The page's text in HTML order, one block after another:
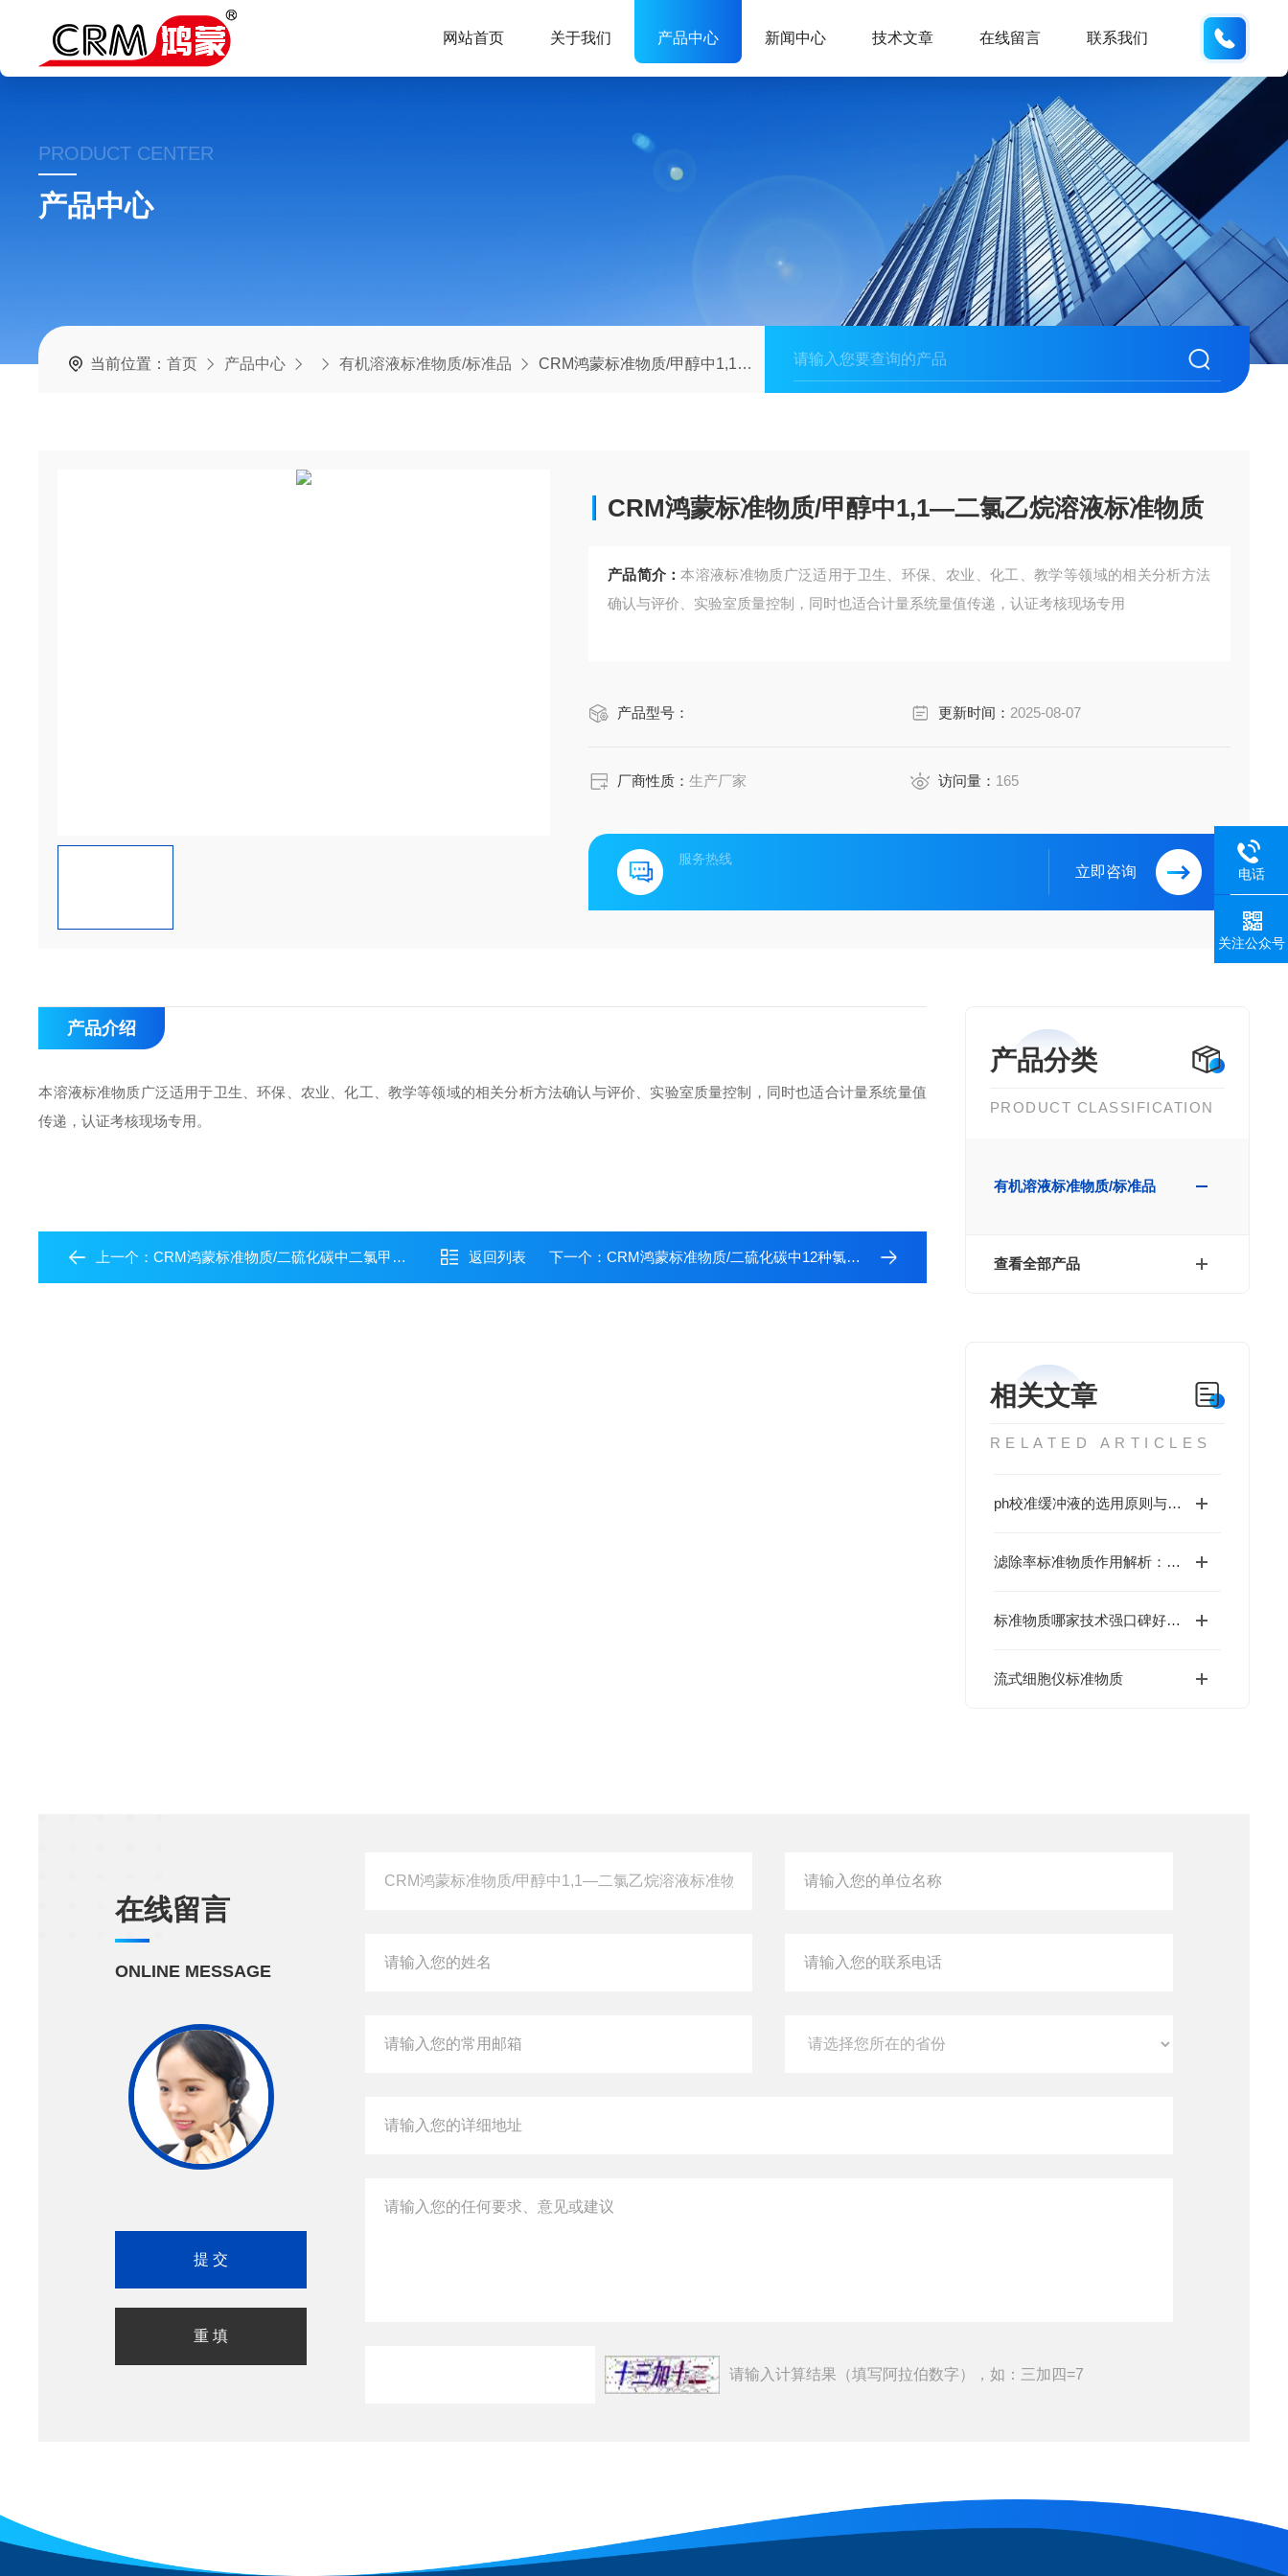
网站首页 关于我们 产品中心 新闻中心 技术文章 在线留言 联系我们
PRODUCT CENTER
产品中心
当前位置：首页 产品中心 有机溶液标准物质/标准品 CRM鸿蒙标准物质/甲醇中1,1—二氯乙烷溶液标准物质
CRM鸿蒙标准物质/甲醇中1,1—二氯乙烷溶液标准物质
产品简介：本溶液标准物质广泛适用于卫生、环保、农业、化工、教学等领域的相关分析方法
确认与评价、实验室质量控制，同时也适合计量系统量值传递，认证考核现场专用
产品型号： 更新时间： 2025-08-07
厂商性质：生产厂家 访问量： 165
服务热线
立即咨询
产品分类
PRODUCT CLASSIFICATION
有机溶液标准物质/标准品
查看全部产品
相关文章
RELATED ARTICLES
ph校准缓冲液的选用原则与性能分析
滤除率标准物质作用解析：保障过滤效率测试一致性
标准物质哪家技术强口碑好？海岸鸿蒙有特殊规格研制能力，免费咨询享特价优惠
流式细胞仪标准物质
产品介绍
本溶液标准物质广泛适用于卫生、环保、农业、化工、教学等领域的相关分析方法确认与评价、实验室质量控制，同时也适合计量系统量值
传递，认证考核现场专用。
上一个：CRM鸿蒙标准物质/二硫化碳中二氯甲烷溶液标准物质 返回列表 下一个： CRM鸿蒙标准物质/二硫化碳中12种氯苯类化合物
在线留言
ONLINE MESSAGE
请输入计算结果（填写阿拉伯数字），如：三加四=7
电话
关注公众号